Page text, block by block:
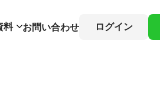
料 お問い合わせ ログイン